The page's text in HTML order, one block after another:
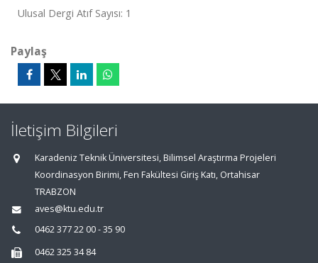
Ulusal Dergi Atıf Sayısı: 1
Paylaş
İletişim Bilgileri
Karadeniz Teknik Üniversitesi, Bilimsel Araştırma Projeleri
Koordinasyon Birimi, Fen Fakültesi Giriş Katı, Ortahisar
TRABZON
aves@ktu.edu.tr
0462 377 22 00 - 35 90
0462 325 34 84